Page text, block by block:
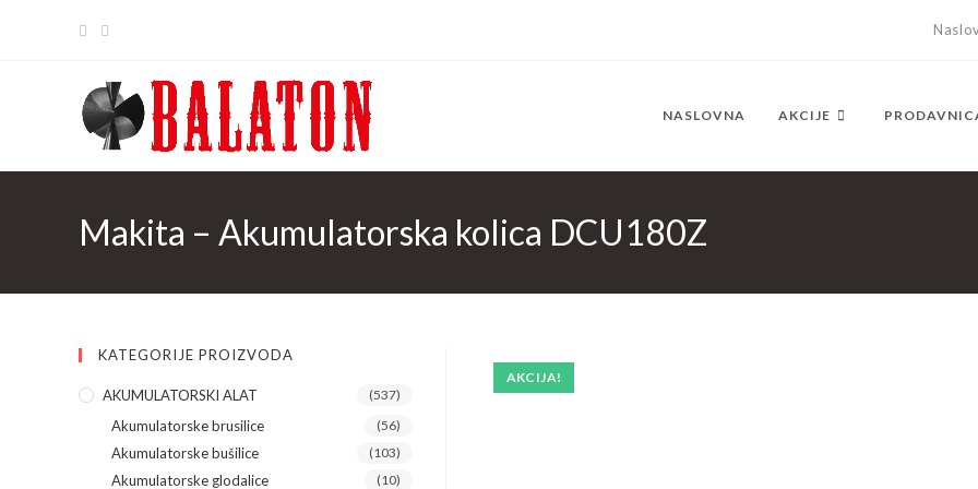
NASLOVNA AKCIJE
Makita – Akumulatorska kolica DCU180Z
AKCIJA!
KATEGORIJE PROIZVODA
AKUMULATORSKI ALAT (537)
Akumulatorske brusilice (56)
Akumulatorske bušilice (103)
Akumulatorske glodalice (10)